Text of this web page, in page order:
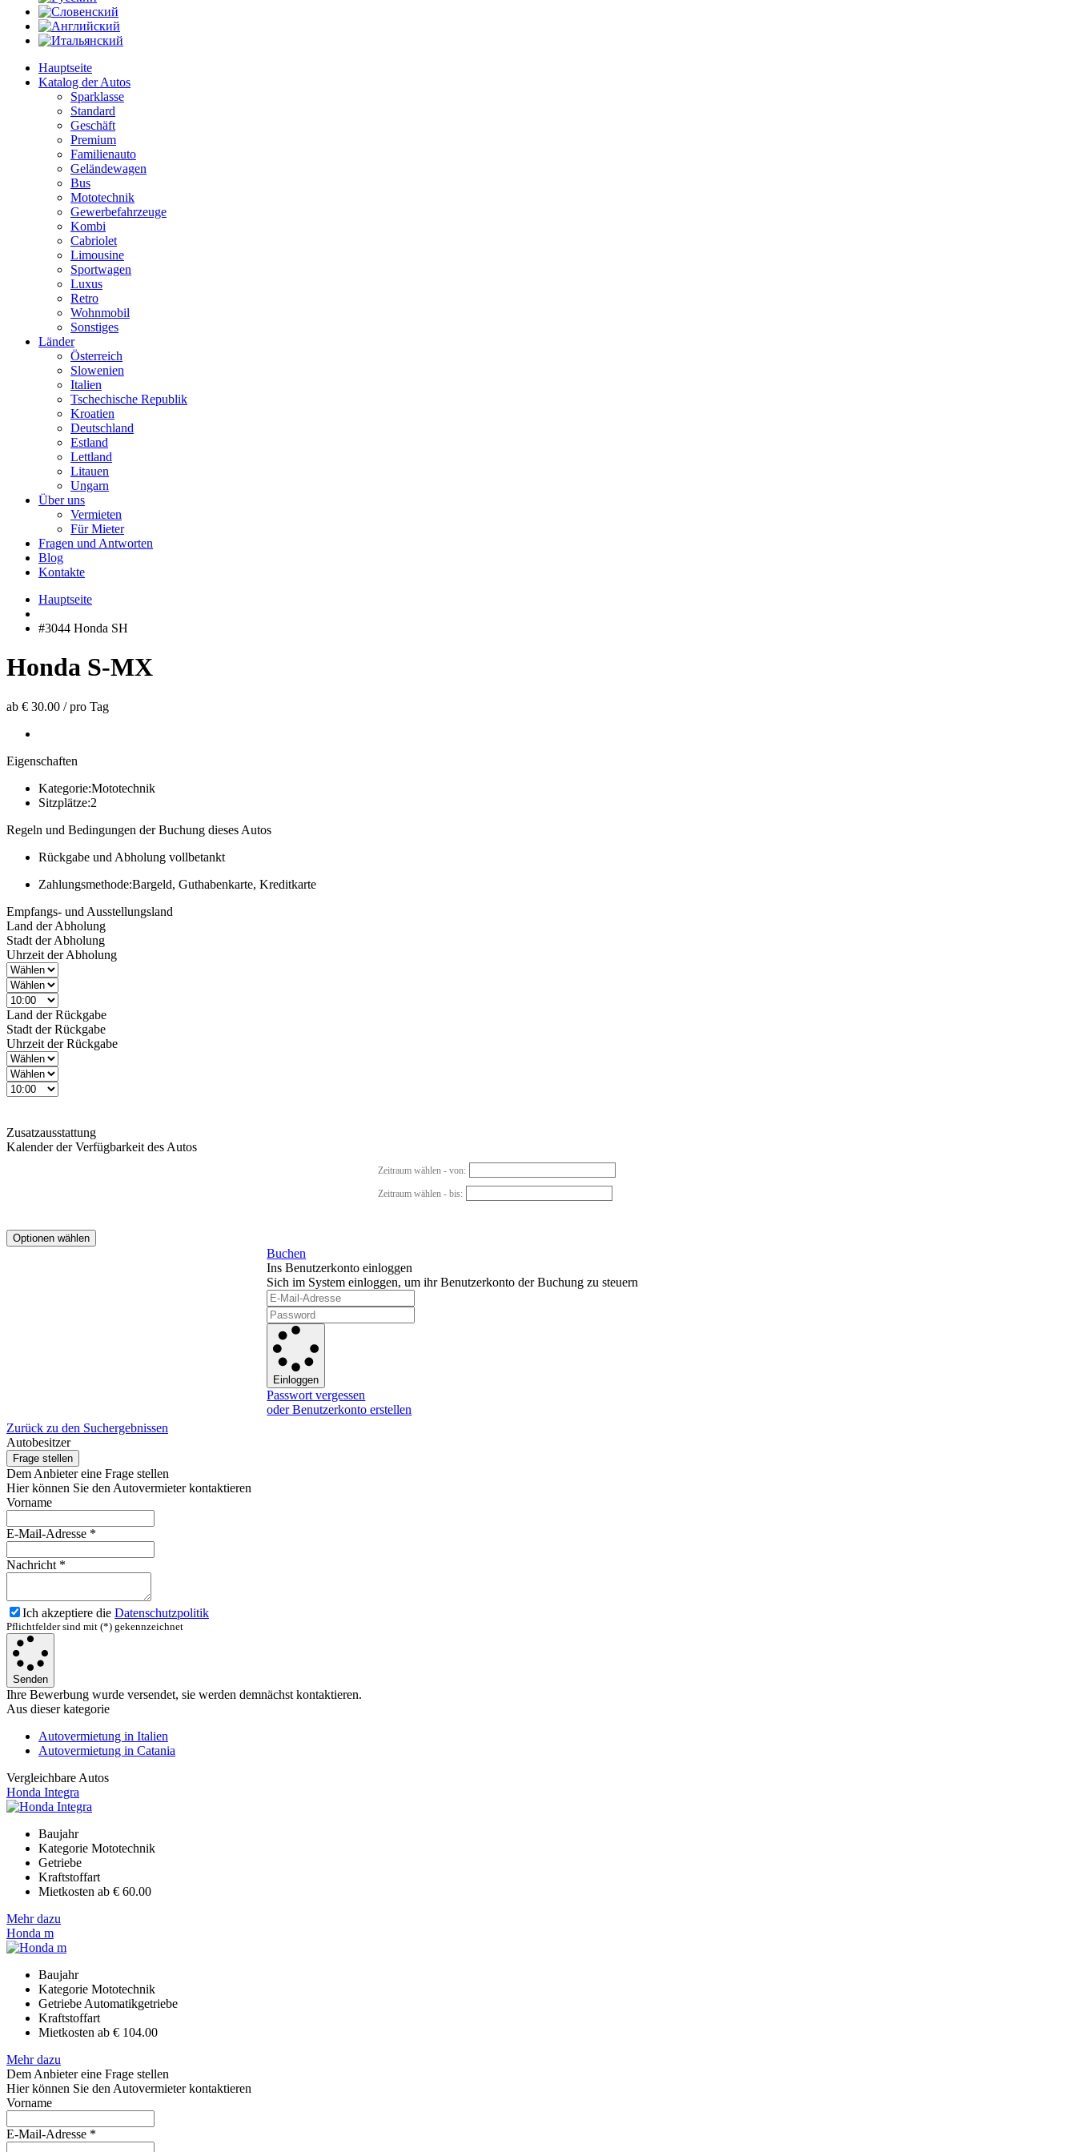
Hauptseite
Katalog der Autos
Sparklasse
Standard
Geschäft
Premium
Familienauto
Geländewagen
Bus
Mototechnik
Gewerbefahrzeuge
Kombi
Cabriolet
Limousine
Sportwagen
Luxus
Retro
Wohnmobil
Sonstiges
Länder
Österreich
Slowenien
Italien
Tschechische Republik
Kroatien
Deutschland
Estland
Lettland
Litauen
Ungarn
Über uns
Vermieten
Für Mieter
Fragen und Antworten
Blog
Kontakte
Hauptseite
#3044 Honda SH
Honda S-MX
ab € 30.00 /pro Tag
Eigenschaften
Kategorie:Mototechnik
Sitzplätze:2
Regeln und Bedingungen der Buchung dieses Autos
Rückgabe und Abholung vollbetankt
Zahlungsmethode:Bargeld, Guthabenkarte, Kreditkarte
Empfangs- und Ausstellungsland
Land der Abholung
Stadt der Abholung
Uhrzeit der Abholung
Land der Rückgabe
Stadt der Rückgabe
Uhrzeit der Rückgabe
Zusatzausstattung
Kalender der Verfügbarkeit des Autos
Zeitraum wählen - von:
Zeitraum wählen - bis:
Optionen wählen
Buchen
Ins Benutzerkonto einloggen
Sich im System einloggen, um ihr Benutzerkonto der Buchung zu steuern
Einloggen
Passwort vergessen
oder Benutzerkonto erstellen
Zurück zu den Suchergebnissen
Autobesitzer
Frage stellen
Dem Anbieter eine Frage stellen
Hier können Sie den Autovermieter kontaktieren
Vorname
E-Mail-Adresse *
Nachricht *
Ich akzeptiere die Datenschutzpolitik
Pflichtfelder sind mit (*) gekennzeichnet
Senden
Ihre Bewerbung wurde versendet, sie werden demnächst kontaktieren.
Aus dieser kategorie
Autovermietung in Italien
Autovermietung in Catania
Vergleichbare Autos
Honda Integra
Baujahr
Kategorie Mototechnik
Getriebe
Kraftstoffart
Mietkosten ab € 60.00
Mehr dazu
Honda m
Baujahr
Kategorie Mototechnik
Getriebe Automatikgetriebe
Kraftstoffart
Mietkosten ab € 104.00
Mehr dazu
Dem Anbieter eine Frage stellen
Hier können Sie den Autovermieter kontaktieren
Vorname
E-Mail-Adresse *